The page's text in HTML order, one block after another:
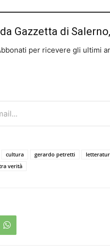
Gazzetta di
per ricevere gli ultimi
cultura gerardo petretti
verità